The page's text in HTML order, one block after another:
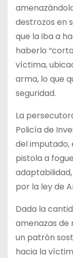
destrozos en
que la iba a
haberlo
víctima,
arma, lo que
seguridad.
La
Policía de
del imputado,
pistola a
por la ley de
Dada la
amenazas de
un patrón
hacia la